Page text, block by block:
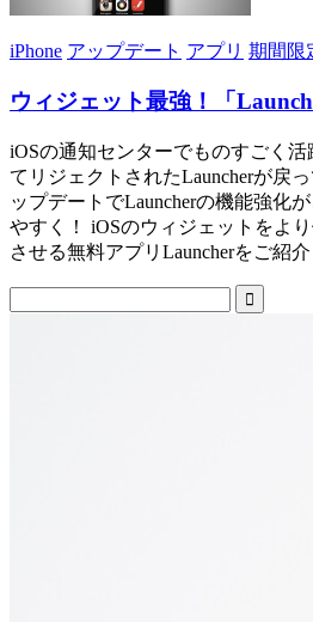
iPhone アップデート アプリ 期間限
ウィジェット最強！「
iOSの通知センターでものすごく
てリジェクトされたLauncherが戻
ップデートでLauncherの機能強化
やすく！ iOSのウィジェットをよ
させる無料アプリLauncherをご紹介